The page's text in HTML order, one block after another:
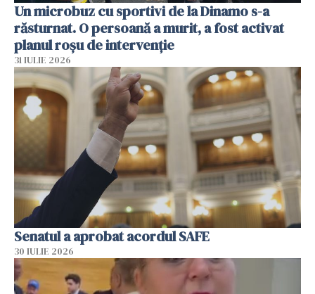
Un microbuz cu sportivi de la Dinamo s-a
răsturnat. O persoană a murit, a fost activat
planul roșu de intervenție
31 IULIE 2026
Senatul a aprobat acordul SAFE
30 IULIE 2026